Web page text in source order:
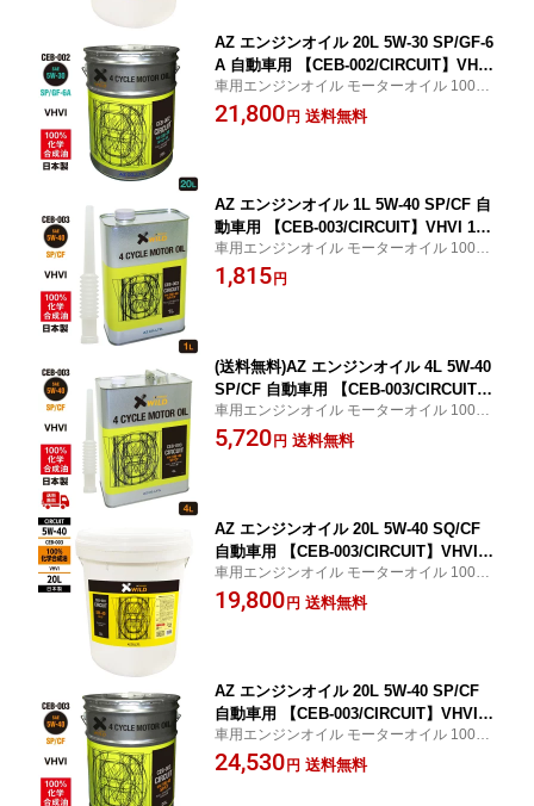
AZ エンジンオイル 20L 5W-30 SP/GF-6
A 自動車用 【CEB-002/CIRCUIT】VHVI
100%化学合成油 車 エンジンオイル モ
ーターオイル 5W30 4Tオイル 4ストオイ
車用エンジンオイル モーターオイル 100%
化学合成油 サーキット ガソリン車
21,800 円 送料無料
AZ エンジンオイル 1L 5W-40 SP/CF 自
動車用 【CEB-003/CIRCUIT】VHVI 10
0%化学合成油 車 エンジンオイル モー
ターオイル 5W40 4Tオイル 4Tエンジン
車用エンジンオイル モーターオイル 100%
化学合成油 サーキット ガソリン車
1,815 円
(送料無料)AZ エンジンオイル 4L 5W-40
SP/CF 自動車用 【CEB-003/CIRCUIT】
VHVI 100%化学合成油 車 エンジンオイ
ル モーターオイル 5W40 4Tオイル 4Tエ
車用エンジンオイル モーターオイル 100%
化学合成油 サーキット ガソリン車
5,720 円 送料無料
AZ エンジンオイル 20L 5W-40 SQ/CF
自動車用 【CEB-003/CIRCUIT】VHVI 1
00%化学合成油 車 エンジンオイル モー
ターオイル 5W40 プラ容器
車用エンジンオイル モーターオイル 100%
化学合成油 サーキット ガソリン車
19,800 円 送料無料
AZ エンジンオイル 20L 5W-40 SP/CF
自動車用 【CEB-003/CIRCUIT】VHVI 1
00%化学合成油 車 エンジンオイル モー
ターオイル 5W40 4Tオイル 4Tエンジン
車用エンジンオイル モーターオイル 100%
化学合成油 サーキット ガソリン車
24,530 円 送料無料